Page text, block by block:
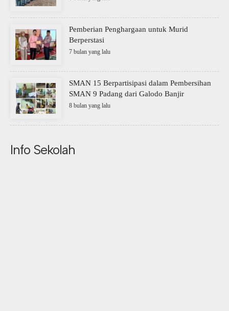
Pemberian Penghargaan untuk Murid
Berperstasi
7 bulan yang lalu
SMAN 15 Berpartisipasi dalam Pembersihan
SMAN 9 Padang dari Galodo Banjir
8 bulan yang lalu
Info Sekolah